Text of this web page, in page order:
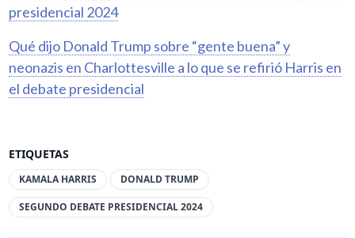
ETIQUETAS
KAMALA HARRIS DONALD TRUMP
SEGUNDO DEBATE PRESIDENCIAL 2024
presidencial 2024
Qué dijo Donald Trump sobre “gente buena” y
neonazis en Charlottesville a lo que se refirió Harris en
el debate presidencial